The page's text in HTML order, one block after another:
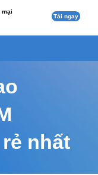
mại
Tải ngay
nhất